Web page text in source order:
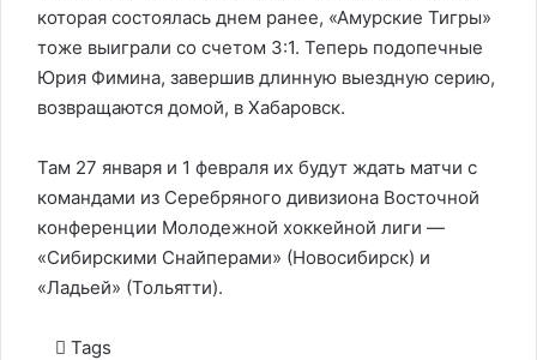
которая состоялась днем ранее, «Амурские Тигры»
тоже выиграли со счетом 3:1. Теперь подопечные
Юрия Фимина, завершив длинную выездную серию,
возвращаются домой, в Хабаровск.
Там 27 января и 1 февраля их будут ждать матчи с
командами из Серебряного дивизиона Восточной
конференции Молодежной хоккейной лиги —
«Сибирскими Снайперами» (Новосибирск) и
«Ладьей» (Тольятти).
Tags